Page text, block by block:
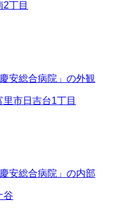
丁目
安総合病院」の外観
市日吉台1丁目
安総合病院」の内部
谷